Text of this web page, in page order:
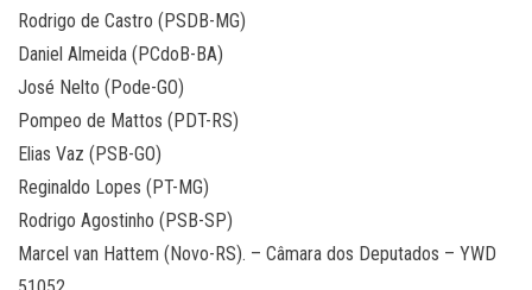
Rodrigo de Castro (PSDB-MG)
Daniel Almeida (PCdoB-BA)
José Nelto (Pode-GO)
Pompeo de Mattos (PDT-RS)
Elias Vaz (PSB-GO)
Reginaldo Lopes (PT-MG)
Rodrigo Agostinho (PSB-SP)
Marcel van Hattem (Novo-RS). – Câmara dos Deputados – YWD